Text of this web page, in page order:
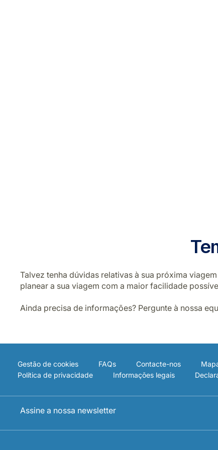
Talvez tenha dúvidas relativas à sua próxima
planear a sua viagem com a maior facilidade
Ainda precisa de informações? Pergunte à nossa
Gestão de cookies FAQs Contacte-nos
Política de privacidade
Informações legais
Assine a nossa newsletter